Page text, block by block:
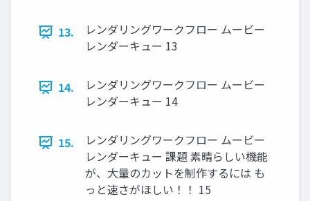
13.
レンダリングワークフロー ムービー
レンダーキュー 13
14.
レンダリングワークフロー ムービー
レンダーキュー 14
15.
レンダリングワークフロー ムービー
レンダーキュー 課題 素晴らしい機能
が、大量のカットを制作するには も
っと速さがほしい！！ 15